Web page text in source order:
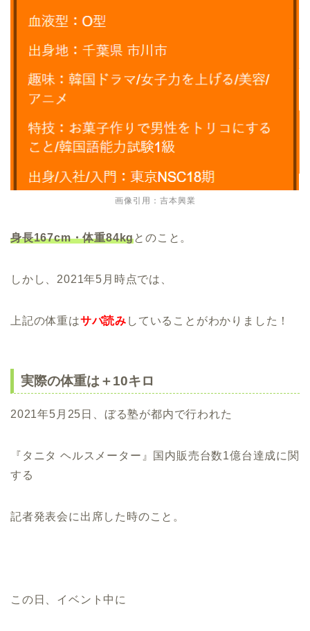
画像引用：吉本興業
身長167cm・体重84kgとのこと。
しかし、2021年5月時点では、
上記の体重はサバ読み していることがわかりました！
実際の体重は＋10キロ
2021年5月25日、ぼる塾が都内で行われた
『タニタ ヘルスメーター』国内販売台数1億台達成に関
する
記者発表会に出席した時のこと。
この日、イベント中に